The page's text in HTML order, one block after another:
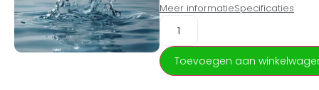
vernieuwde Startpakket
Hydrafacial Aquastar met
Toskani! Dit complete
startpakket is de ultieme
revolutie in
Meer informatieSpecificaties
Toevoegen aan